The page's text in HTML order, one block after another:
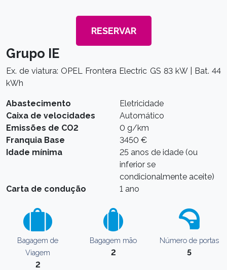
RESERVAR
Grupo IE
Ex. de viatura: OPEL Frontera Electric GS 83 kW | Bat. 44
kWh
Abastecimento
Eletricidade
Caixa de velocidades
Automático
Emissões de CO2
0 g/km
Franquia Base
3450 €
Idade mínima
25 anos de idade (ou
inferior se
condicionalmente aceite)
Carta de condução
1 ano
Bagagem de
Viagem
2
Bagagem mão
2
Número de portas
5